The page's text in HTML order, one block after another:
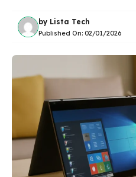
by Lista Tech
Published On: 02/01/2026